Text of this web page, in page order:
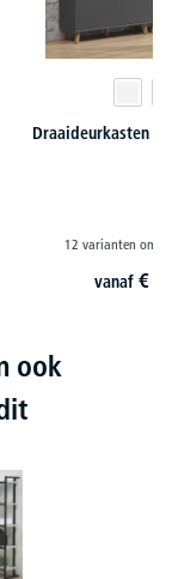
Draaideurkasten
12 varianten om
vanaf €
ook